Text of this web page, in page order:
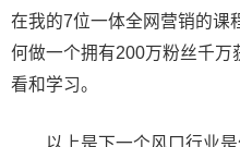
在我的7位一体全网营销的课
何做一个拥有200万粉丝千万
看和学习。
以上是下一个风口行业是